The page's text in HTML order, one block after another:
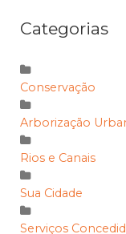
Categorias
Conservação
Arborização
Rios e Canais
Sua Cidade
Serviços